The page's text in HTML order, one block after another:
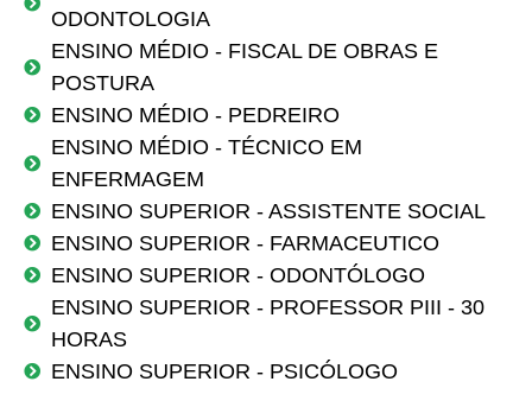
ODONTOLOGIA
ENSINO MÉDIO - FISCAL DE OBRAS E
POSTURA
ENSINO MÉDIO - PEDREIRO
ENSINO MÉDIO - TÉCNICO EM
ENFERMAGEM
ENSINO SUPERIOR - ASSISTENTE SOCIAL
ENSINO SUPERIOR - FARMACEUTICO
ENSINO SUPERIOR - ODONTÓLOGO
ENSINO SUPERIOR - PROFESSOR PIII - 30
HORAS
ENSINO SUPERIOR - PSICÓLOGO